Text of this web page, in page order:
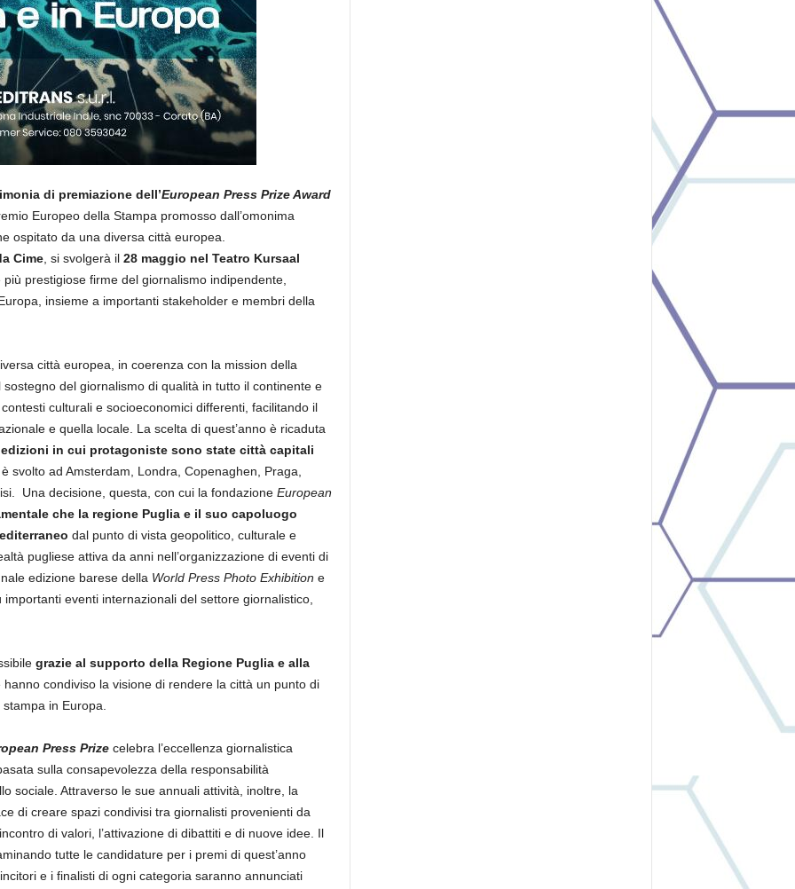
di premiazione dell’European Press Prize Award
Europeo della Stampa promosso dall’omonima
ospitato da una diversa città europea.
Cime, si svolgerà il 28 maggio nel Teatro Kursaal
prestigiose firme del giornalismo indipendente,
insieme a importanti stakeholder e membri della
città europea, in coerenza con la mission della
del giornalismo di qualità in tutto il continente e
culturali e socioeconomici differenti, facilitando il
e quella locale. La scelta di quest’anno è ricaduta
in cui protagoniste sono state città capitali
svolto ad Amsterdam, Londra, Copenaghen, Praga,
Una decisione, questa, con cui la fondazione European
che la regione Puglia e il suo capoluogo
dal punto di vista geopolitico, culturale e
pugliese attiva da anni nell’organizzazione di eventi di
edizione barese della World Press Photo Exhibition e
eventi internazionali del settore giornalistico,
grazie al supporto della Regione Puglia e alla
hanno condiviso la visione di rendere la città un punto di
in Europa.
Press Prize celebra l’eccellenza giornalistica
sulla consapevolezza della responsabilità
sociale. Attraverso le sue annuali attività, inoltre, la
di creare spazi condivisi tra giornalisti provenienti da
di valori, l’attivazione di dibattiti e di nuove idee. Il
tutte le candidature per i premi di quest’anno
e i finalisti di ogni categoria saranno annunciati